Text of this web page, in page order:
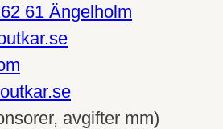
61 Ängelholm
avgifter mm)